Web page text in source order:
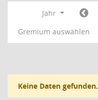
Jahr
Gremium auswählen
Keine Daten gefunden.